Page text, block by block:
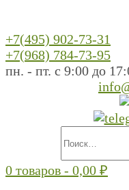
+7(495) 902-73-31
+7(968) 784-73-95
пн. - пт. с 9:00 до
0 товаров - 0,00 ₽